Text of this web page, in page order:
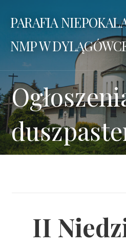
PARAFIA
NMP W
II